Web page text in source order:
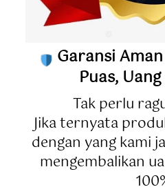
Garansi
Puas,
Tak perlu
Jika ternyata
dengan yang kami
mengembalikan